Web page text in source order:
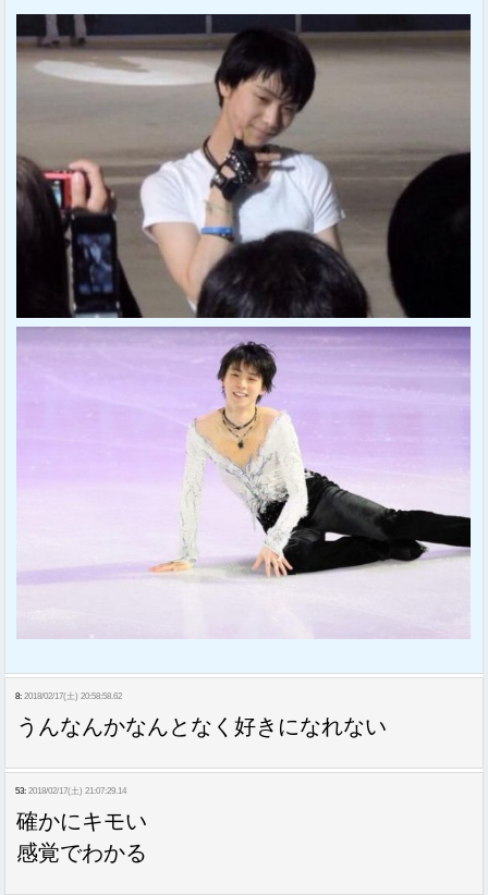
8: 2018/02/17(土) 20:58:58.62
うんなんかなんとなく好きになれない
53: 2018/02/17(土) 21:07:29.14
確かにキモい
感覚でわかる